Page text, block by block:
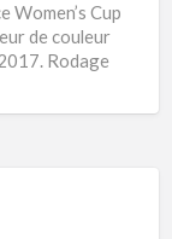
Women’s Cup
de couleur
Rodage